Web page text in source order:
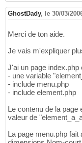
GhostDady, le 30/03/
Merci de ton aide.
Je vais m'expliquer
J'ai un page index.php
- une variable
- include menu.php
- include element.php
Le contenu de la page
valeur de
La page menu.php fait